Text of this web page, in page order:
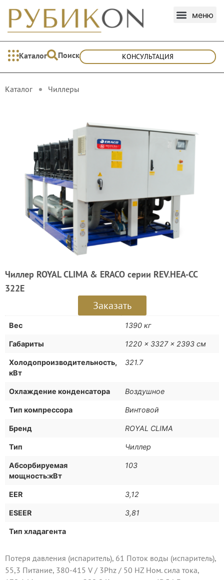
Каталог Поиск КОНСУЛЬТАЦИЯ
Каталог Чиллеры
Чиллер ROYAL CLIMA & ERACO серии REV.HEA-CC
322E
Заказать
Вес 1390 кг
Габариты 1220 × 3327 × 2393 см
Холодопроизводительность,
кВт
321.7
Охлаждение конденсатора Воздушное
Тип компрессора Винтовой
Бренд ROYAL CLIMA
Тип Чиллер
Абсорбируемая
мощность:кВт
103
EER 3,12
ESEER 3,81
Тип хладагента
Потеря давления (испаритель), 61 Поток воды (испаритель),
55,3 Питание, 380-415 V / 3Phz / 50 HZ Ном. сила тока,